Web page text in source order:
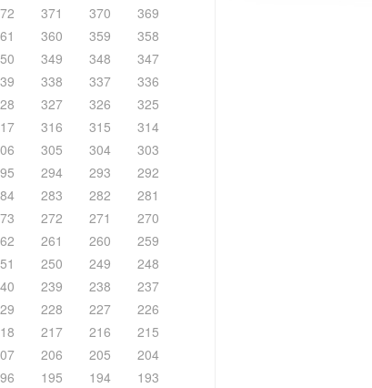
371 370
369
360 359
358
349 348
347
338 337
336
327 326
325
316 315
314
305 304
303
294 293
292
283 282
281
272 271
270
261 260
259
250 249
248
239 238
237
228 227
226
217 216
215
206 205
204
195 194 193